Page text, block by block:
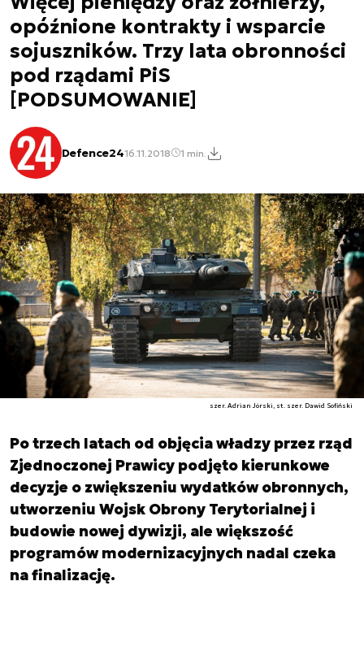
opóźnione kontrakty i wsparcie
sojuszników. Trzy lata obronności
pod rządami PiS
[PODSUMOWANIE]
Defence2416.11.2018 1 min.
szer. Adrian Jórski, st. szer. Dawid Sofiński
Po trzech latach od objęcia władzy przez rząd
Zjednoczonej Prawicy podjęto kierunkowe
decyzje o zwiększeniu wydatków obronnych,
utworzeniu Wojsk Obrony Terytorialnej i
budowie nowej dywizji, ale większość
programów modernizacyjnych nadal czeka
na finalizację.